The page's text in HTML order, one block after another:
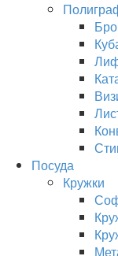
Посуда
Кружки